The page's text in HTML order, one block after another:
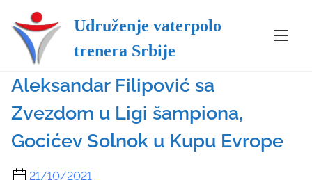
Udruženje vaterpolo
trenera Srbije
Evropski kupovi
Aleksandar Filipović sa
Zvezdom u Ligi šampiona,
Gocićev Solnok u Kupu Evrope
21/10/2021